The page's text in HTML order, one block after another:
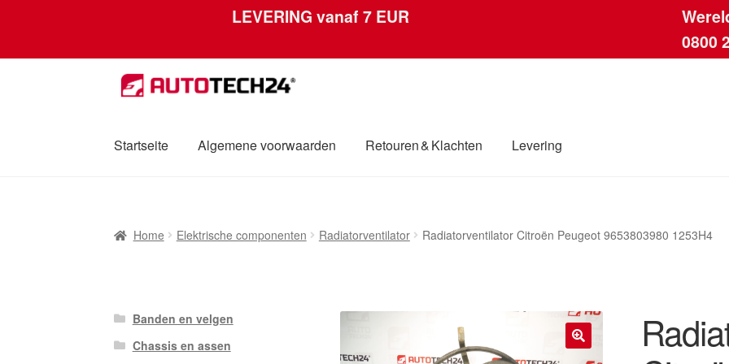
LEVERING vanaf 7 EUR
0800
Skip
to
Skip
to
Startseite Algemene voorwaarden Retouren & Klachten Levering
Mijn accountOver onsPrivacybeleidWereldwijde verzendingWinkelwagen
Home Elektrische componenten Radiatorventilator Radiatorventilator Citroën Peugeot 9653803980 1253H4
Banden en velgen
Chassis en assen